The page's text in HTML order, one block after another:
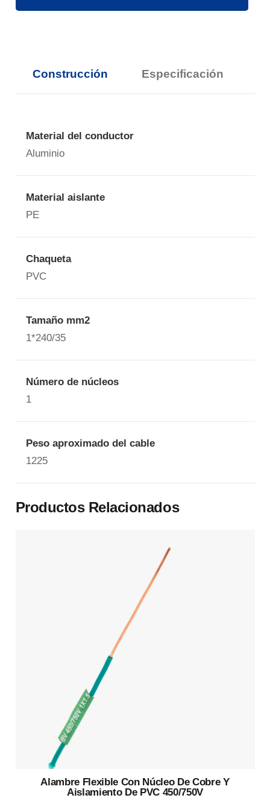
Construcción Especificación
Material del conductor
Aluminio
Material aislante
PE
Chaqueta
PVC
Tamaño mm2
1*240/35
Número de núcleos
1
Peso aproximado del cable
1225
Productos Relacionados
Alambre Flexible Con Núcleo De Cobre Y
Aislamiento De PVC 450/750V